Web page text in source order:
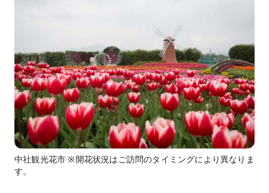
中社観光花市 ※開花状況はご訪問のタイミングにより異なりま
す。